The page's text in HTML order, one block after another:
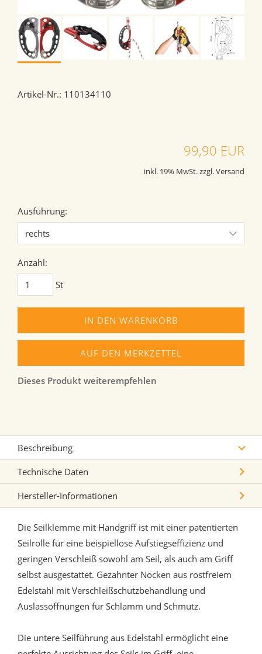
Artikel-Nr.: 110134110
99,90 EUR
inkl. 19% MwSt. zzgl. Versand
Ausführung:
Anzahl:
St
IN DEN WARENKORB
AUF DEN MERKZETTEL
Dieses Produkt weiterempfehlen
Beschreibung
Technische Daten
Hersteller-Informationen
Die Seilklemme mit Handgriff ist mit einer patentierten
Seilrolle für eine beispiellose Aufstiegseffizienz und
geringen Verschleiß sowohl am Seil, als auch am Griff
selbst ausgestattet. Gezahnter Nocken aus rostfreiem
Edelstahl mit Verschleißschutzbehandlung und
Auslassöffnungen für Schlamm und Schmutz.
Die untere Seilführung aus Edelstahl ermöglicht eine